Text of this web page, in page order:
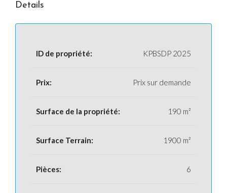
Details
ID de propriété: KPBSDP 2025
Prix: Prix sur demande
Surface de la propriété: 190 m²
Surface Terrain: 1900 m²
Pièces: 6